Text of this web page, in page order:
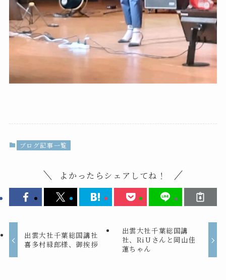
ブログ記事一覧
よかったらシェアしてね！
出雲大社千葉総国講社
喜多村緑郎様、御挨拶
出雲大社千葉総国講
社、RiUさんと岡山佳
蓮ちゃん